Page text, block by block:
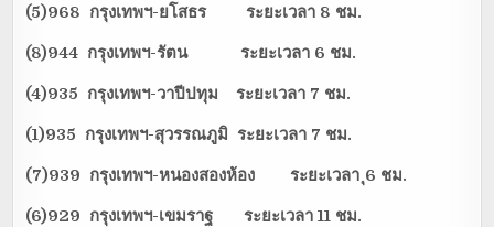
(5)968 กรุงเทพฯ-ยโสธร ระยะเวลา 8 ชม.
(8)944 กรุงเทพฯ-รัตน ระยะเวลา 6 ชม.
(4)935 กรุงเทพฯ-วาปีปทุม ระยะเวลา 7 ชม.
(1)935 กรุงเทพฯ-สุวรรณภูมิ ระยะเวลา 7 ชม.
(7)939 กรุงเทพฯ-หนองสองห้อง ระยะเวลา ุ6 ชม.
(6)929 กรุงเทพฯ-เขมราฐ ระยะเวลา 11 ชม.